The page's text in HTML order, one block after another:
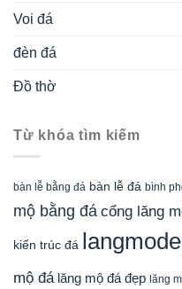
Voi đá
đèn đá
Đồ thờ
Từ khóa tìm kiếm
bàn lễ bằng đá bàn lễ đá bình
mộ bằng đá cổng lăng
kiến trúc đá
mộ đá lăng mộ đá đẹp lăng